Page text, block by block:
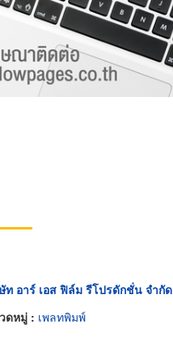
ท อาร์ เอส ฟิล์ม รีโปรดักชั่น จำกัด
ดหมู่ : เพลทพิมพ์